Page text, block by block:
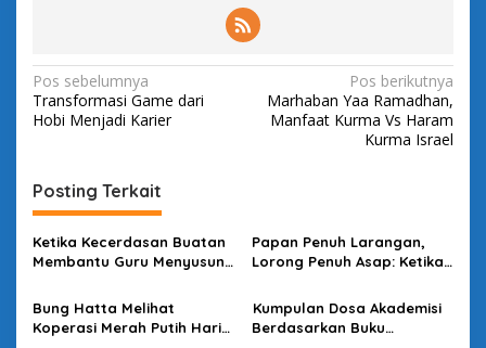
N
a
i
g
a
s
i
p
Pos sebelumnya
Transformasi Game dari
Hobi Menjadi Karier
Pos berikutnya
Marhaban Yaa Ramadhan,
Manfaat Kurma Vs Haram
Kurma Israel
Posting Terkait
Ketika Kecerdasan Buatan
Membantu Guru Menyusun
Papan Penuh Larangan,
Lorong Penuh Asap: Ketika
Kuasanya
Bung Hatta Melihat
Koperasi Merah Putih Hari
Kumpulan Dosa Akademisi
Berdasarkan Buku